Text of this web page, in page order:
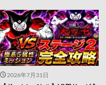
2026年7月31日